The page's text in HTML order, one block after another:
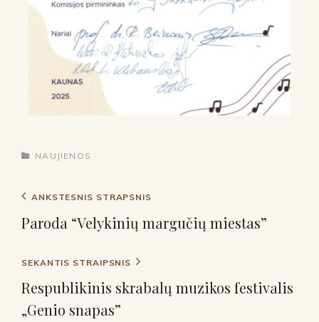
NAUJIENOS
ANKSTESNIS STRAPSNIS
Paroda “Velykinių margučių miestas”
SEKANTIS STRAIPSNIS
Respublikinis skrabalų muzikos festivalis
„Genio snapas”